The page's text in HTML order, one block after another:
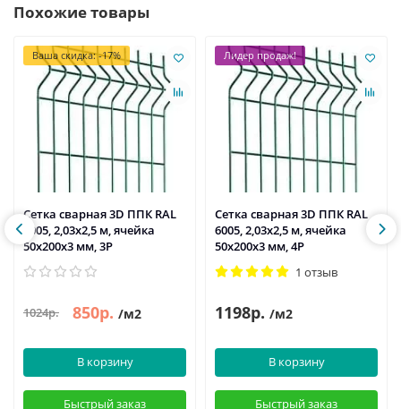
Похожие товары
Ваша скидка: -17%
Сетка сварная 3D ППК RAL
6005, 2,03x2,5 м, ячейка
50x200x3 мм, 3Р
1024р. 850р. /м2
В корзину
Быстрый заказ
Лидер продаж!
Сетка сварная 3D ППК RAL
6005, 2,03x2,5 м, ячейка
50x200x3 мм, 4Р
1 отзыв
1198р. /м2
В корзину
Быстрый заказ